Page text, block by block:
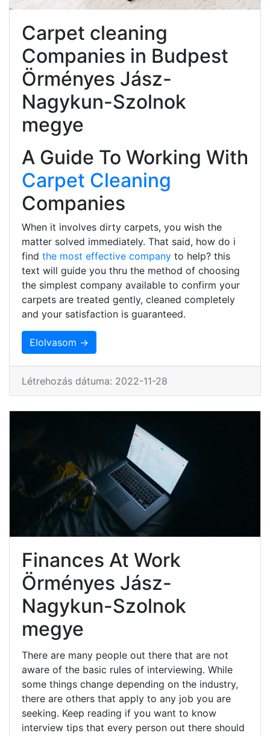
Carpet cleaning
Companies in Budpest
Örményes Jász-
Nagykun-Szolnok
megye
A Guide To Working With
Carpet Cleaning
Companies
When it involves dirty carpets, you wish the
matter solved immediately. That said, how do i
find the most effective company to help? this
text will guide you thru the method of choosing
the simplest company available to confirm your
carpets are treated gently, cleaned completely
and your satisfaction is guaranteed.
Elolvasom →
Létrehozás dátuma: 2022-11-28
Finances At Work
Örményes Jász-
Nagykun-Szolnok
megye
There are many people out there that are not
aware of the basic rules of interviewing. While
some things change depending on the industry,
there are others that apply to any job you are
seeking. Keep reading if you want to know
interview tips that every person out there should